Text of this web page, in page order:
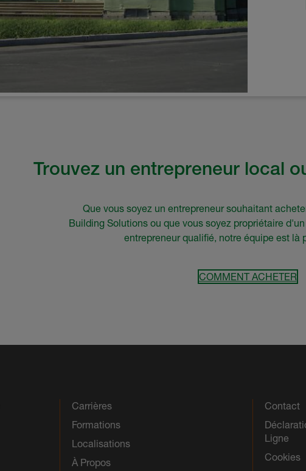
Trouvez un entrepreneur local
Que vous soyez un entrepreneur souhaitant
Building Solutions ou que vous soyez propriétaire
entrepreneur qualifié, notre équipe est là
COMMENT ACHETER
Carrières
Formations
Localisations
À Propos
Contact
Ligne
Cookies